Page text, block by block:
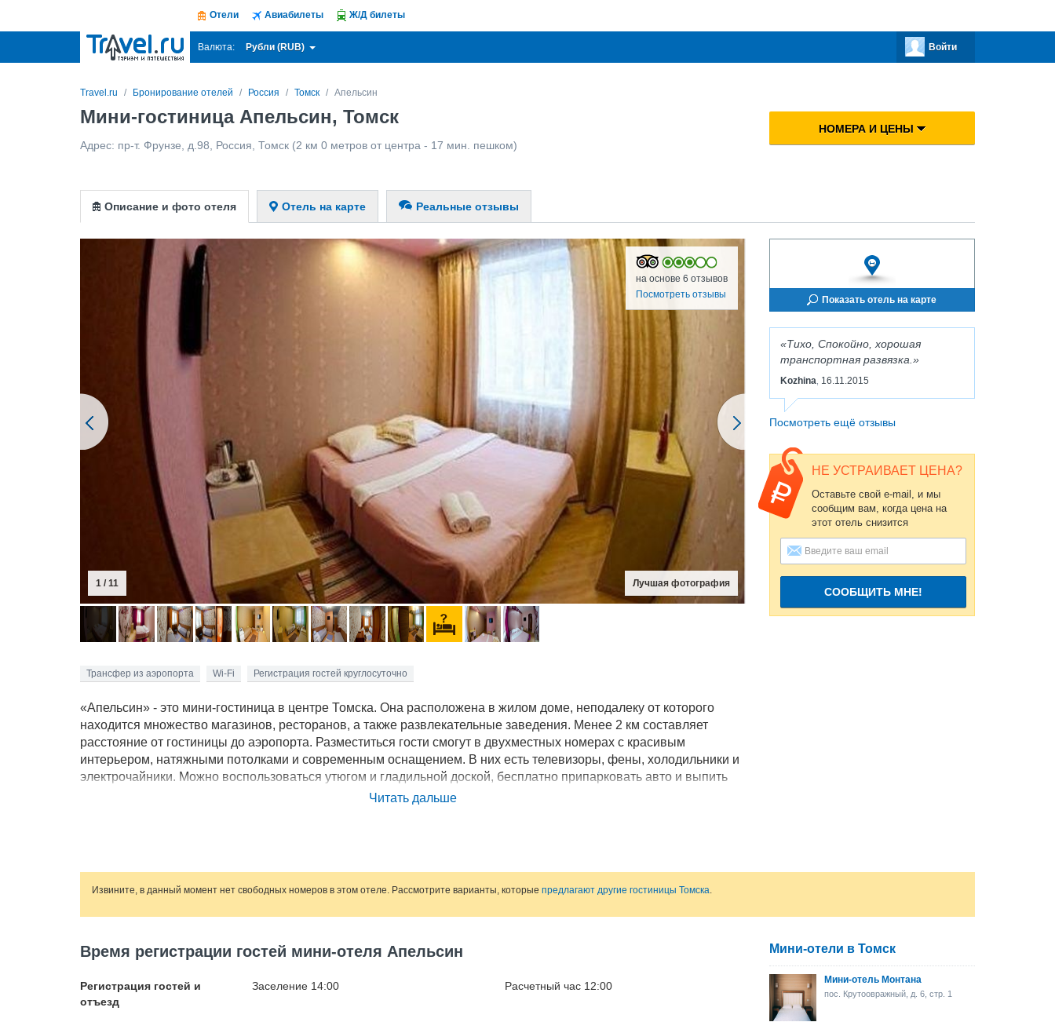
Отели Авиабилеты Ж/Д билеты
Валюта: Рубли (RUB) Войти
Travel.ru Бронирование отелей Россия Томск Апельсин
Мини-гостиница Апельсин, Томск
Адрес: пр-т. Фрунзе, д.98 Россия Томск (2 км 0 метров от центра - 17 мин. пешком)
НОМЕРА И ЦЕНЫ
Описание и фото отеля Отель на карте Реальные отзывы
на основе 6 отзывов
Посмотреть отзывы
2 / 11
Трансфер из аэропорта Wi-Fi Регистрация гостей круглосуточно
«Апельсин» - это мини-гостиница в центре Томска. Она расположена в жилом доме, неподалеку от которого
находится множество магазинов, ресторанов, а также развлекательные заведения. Менее 2 км составляет
расстояние от гостиницы до аэропорта. Разместиться гости смогут в двухместных номерах с красивым
интерьером, натяжными потолками и современным оснащением. В них есть телевизоры, фены, холодильники и
электрочайники. Можно воспользоваться утюгом и гладильной доской, бесплатно припарковать авто и выпить
чаю или кофе. По запросу гостям в номер принесут завтрак. Можно воспользоваться услугой копирования и
Читать дальше
Показать отель на карте
Тихо, Спокойно, хорошая
транспортная развязка.
Kozhina 16.11.2015
Посмотреть ещё отзывы
НЕ УСТРАИВАЕТ ЦЕНА?
Оставьте свой e-mail, и мы
сообщим вам, когда цена на
этот отель снизится
СООБЩИТЬ МНЕ!
Извините, в данный момент нет свободных номеров в этом отеле. Рассмотрите варианты, которые предлагают другие гостиницы Томска.
Время регистрации гостей мини-отеля Апельсин
Регистрация гостей и
отъезд
Заселение 14:00 Расчетный час 12:00
Мини-отели в Томск
Мини-отель Монтана
пос. Крутоовражный, д. 6, стр. 1